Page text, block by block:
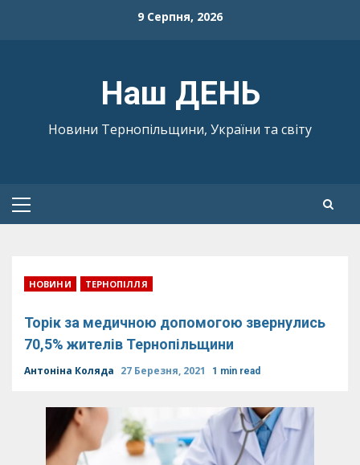
9 Серпня, 2026
Наш ДЕНЬ
Новини Тернопільщини, України та світу
Primary
НОВИНИ ТЕРНОПІЛЛЯ
Торік за медичною допомогою звернулись
70,5% жителів Тернопільщини
Антоніна Коляда 27 Березня, 2021 1 min read